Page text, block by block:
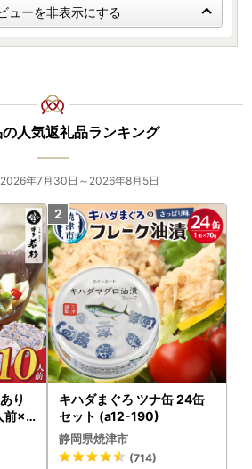
ューを非表示にする
人気返礼品ランキング
年7月30日～2026年8月5日
り
前×5
キハダまぐろ ツナ缶 24缶
セット (a12-190)
静岡県焼津市
(714)